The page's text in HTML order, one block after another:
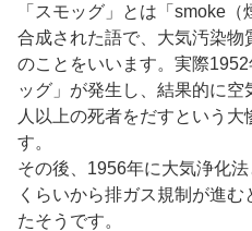
「スモッグ」とは「smoke
合成された語で、大気汚染
のことをいいます。実際
ッグ」が発生し、結果的に
人以上の死者をだすという
す。
その後、1956年に大気浄化
くらいから排ガス規制が進
たそうです。